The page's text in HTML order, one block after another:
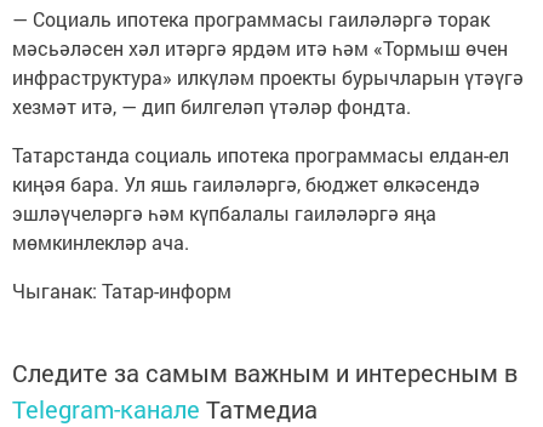
— Социаль ипотека программасы гаиләләргә торак
мәсьәләсен хәл итәргә ярдәм итә һәм «Тормыш өчен
инфраструктура» илкүләм проекты бурычларын үтәүгә
хезмәт итә, — дип билгеләп үтәләр фондта.
Татарстанда социаль ипотека программасы елдан-ел
киңәя бара. Ул яшь гаиләләргә, бюджет өлкәсендә
эшләүчеләргә һәм күпбалалы гаиләләргә яңа
мөмкинлекләр ача.
Чыганак: Татар-информ
Следите за самым важным и интересным в
Telegram-канале Татмедиа